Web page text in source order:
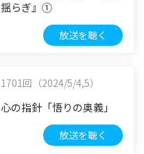
揺らぎ』①
放送を聴く
1701回（2024/5/4,5）
心の指針「悟りの奥義」
放送を聴く